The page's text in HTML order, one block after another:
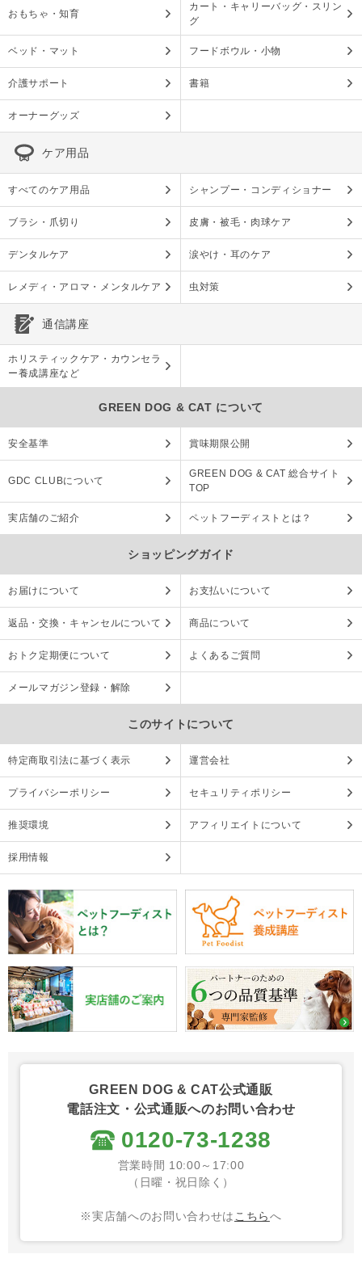
おもちゃ・知育
カート・キャリーバッグ・スリン
グ
ベッド・マット フードボウル・小物
介護サポート 書籍
オーナーグッズ
ケア用品
すべてのケア用品 シャンプー・コンディショナー
ブラシ・爪切り 皮膚・被毛・肉球ケア
デンタルケア 涙やけ・耳のケア
レメディ・アロマ・メンタルケア 虫対策
通信講座
ホリスティックケア・カウンセラ
ー養成講座など
GREEN DOG & CAT について
安全基準 賞味期限公開
GDC CLUBについて
GREEN DOG & CAT 総合サイト
TOP
実店舗のご紹介 ペットフーディストとは？
ショッピングガイド
お届けについて お支払いについて
返品・交換・キャンセルについて 商品について
おトク定期便について よくあるご質問
メールマガジン登録・解除
このサイトについて
特定商取引法に基づく表示 運営会社
プライバシーポリシー セキュリティポリシー
推奨環境 アフィリエイトについて
採用情報
GREEN DOG & CAT公式通販
電話注文・公式通販へのお問い合わせ
0120-73-1238
営業時間 10:00～17:00
（日曜・祝日除く）
※実店舗へのお問い合わせは こちらへ